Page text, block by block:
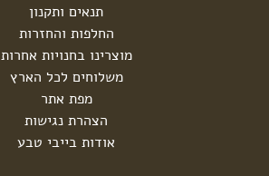
תנאים ותקנון
החלפות והחזרות
מוצרינו בחנויות אחרות
משלוחים לכל הארץ
מפת אתר
הצהרת נגישות
אודות בייבי טבע